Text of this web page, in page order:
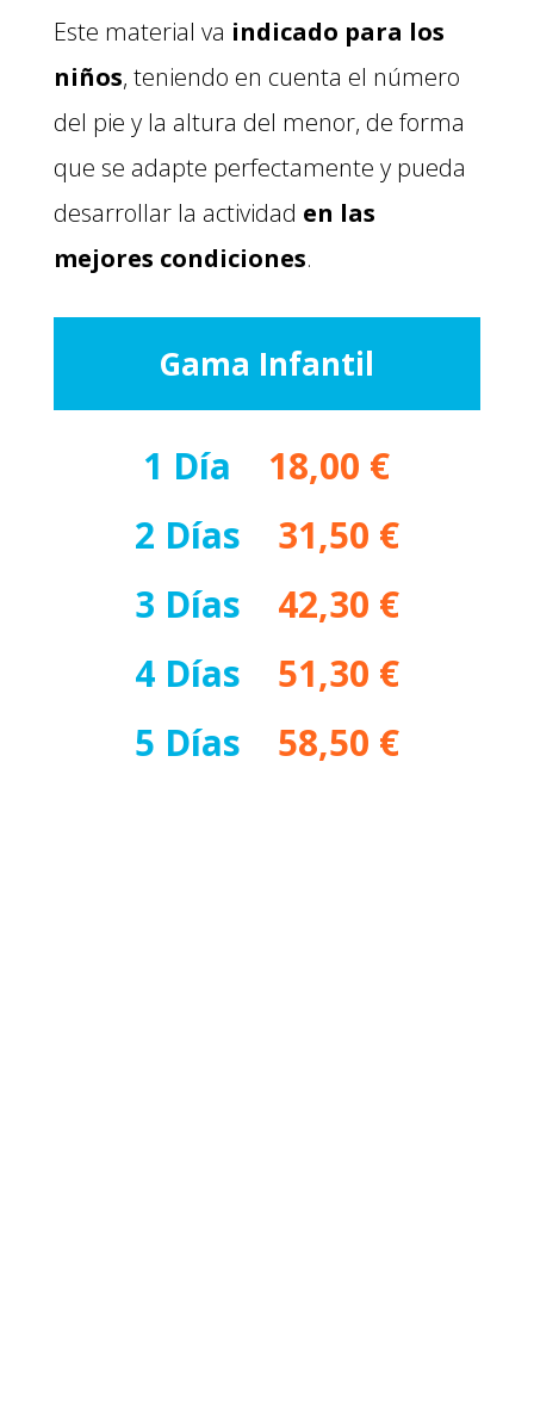
Este material va indicado para los
niños, teniendo en cuenta el número
del pie y la altura del menor, de forma
que se adapte perfectamente y pueda
desarrollar la actividad en las
mejores condiciones.
Gama Infantil
1 Día
18,00 €
2 Días
31,50 €
3 Días
42,30 €
4 Días
51,30 €
5 Días
58,50 €